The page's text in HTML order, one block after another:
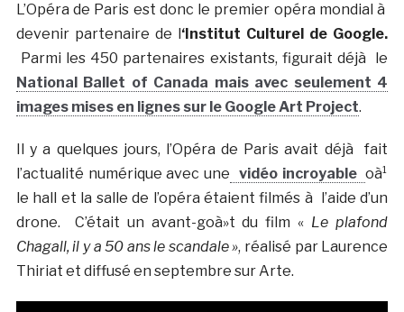
L’Opéra de Paris est donc le premier opéra mondial à
devenir partenaire de l ‘Institut Culturel de Google.
Parmi les 450 partenaires existants, figurait déjà le
National Ballet of Canada mais avec seulement 4
images mises en lignes sur le Google Art Project.
Il y a quelques jours, l’Opéra de Paris avait déjà fait
l’actualité numérique avec une vidéo incroyableoà¹
le hall et la salle de l’opéra étaient filmés à l’aide d’un
drone. C’était un avant-goà»t du film « Le plafond
Chagall, il y a 50 ans le scandale », réalisé par Laurence
Thiriat et diffusé en septembre sur Arte.